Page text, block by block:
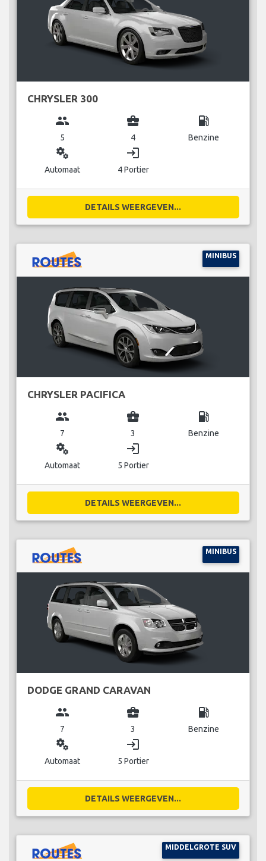
CHRYSLER 300
group
5
business_center
4
local_gas_station
Benzine
miscellaneous_services
Automaat
login
4 Portier
DETAILS WEERGEVEN...
MINIBUS
CHRYSLER PACIFICA
group
7
business_center
3
local_gas_station
Benzine
miscellaneous_services
Automaat
login
5 Portier
DETAILS WEERGEVEN...
MINIBUS
DODGE GRAND CARAVAN
group
7
business_center
3
local_gas_station
Benzine
miscellaneous_services
Automaat
login
5 Portier
DETAILS WEERGEVEN...
MIDDELGROTE SUV